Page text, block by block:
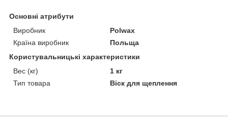
Основні атрибути
Виробник
Polwax
Країна виробник
Польща
Користувальницькі характеристики
Вес (кг)
1 кг
Тип товара
Віск для щеплення